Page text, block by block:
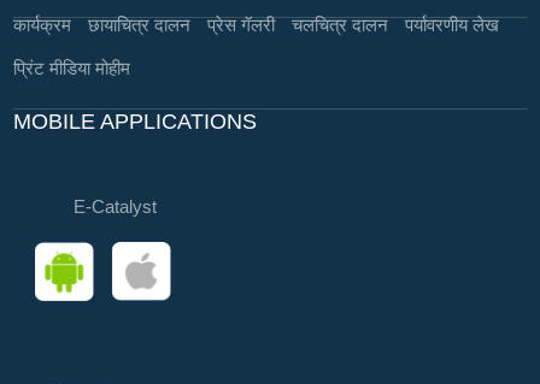
कार्यक्रम छायाचित्र दालन प्रेस गॅलरी चलचित्र दालन पर्यावरणीय लेख
प्रिंट मीडिया मोहीम
MOBILE APPLICATIONS
E-Catalyst